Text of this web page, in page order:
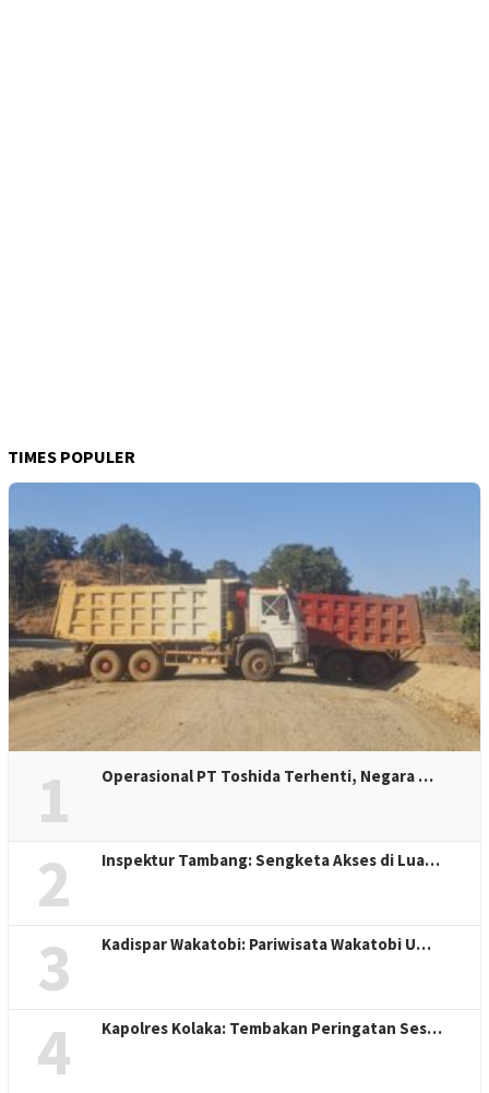
TIMES POPULER
1 Operasional PT Toshida Terhenti, Negara …
2 Inspektur Tambang: Sengketa Akses di Lua…
3 Kadispar Wakatobi: Pariwisata Wakatobi U…
4 Kapolres Kolaka: Tembakan Peringatan Ses…